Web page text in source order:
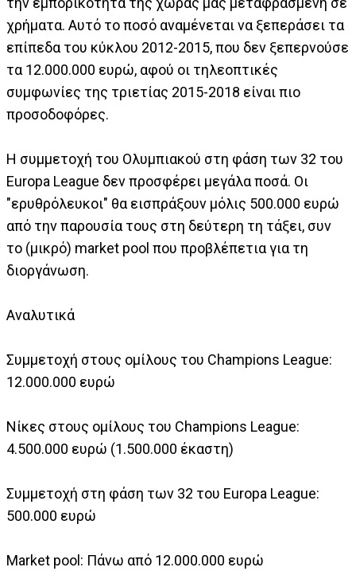
χρήματα. Αυτό το ποσό αναμένεται να ξεπεράσει τα
επίπεδα του κύκλου 2012-2015, που δεν ξεπερνούσε
τα 12.000.000 ευρώ, αφού οι τηλεοπτικές
συμφωνίες της τριετίας 2015-2018 είναι πιο
προσοδοφόρες.
Η συμμετοχή του Ολυμπιακού στη φάση των 32 του
Europa League δεν προσφέρει μεγάλα ποσά. Οι
"ερυθρόλευκοι" θα εισπράξουν μόλις 500.000 ευρώ
από την παρουσία τους στη δεύτερη τη τάξει, συν
το (μικρό) market pool που προβλέπετια για τη
διοργάνωση.
Αναλυτικά
Συμμετοχή στους ομίλους του Champions League:
12.000.000 ευρώ
Νίκες στους ομίλους του Champions League:
4.500.000 ευρώ (1.500.000 έκαστη)
Συμμετοχή στη φάση των 32 του Europa League:
500.000 ευρώ
Market pool: Πάνω από 12.000.000 ευρώ